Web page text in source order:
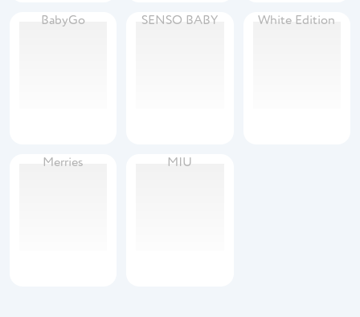
BabyGo SENSO BABY White Edition
Merries MIU